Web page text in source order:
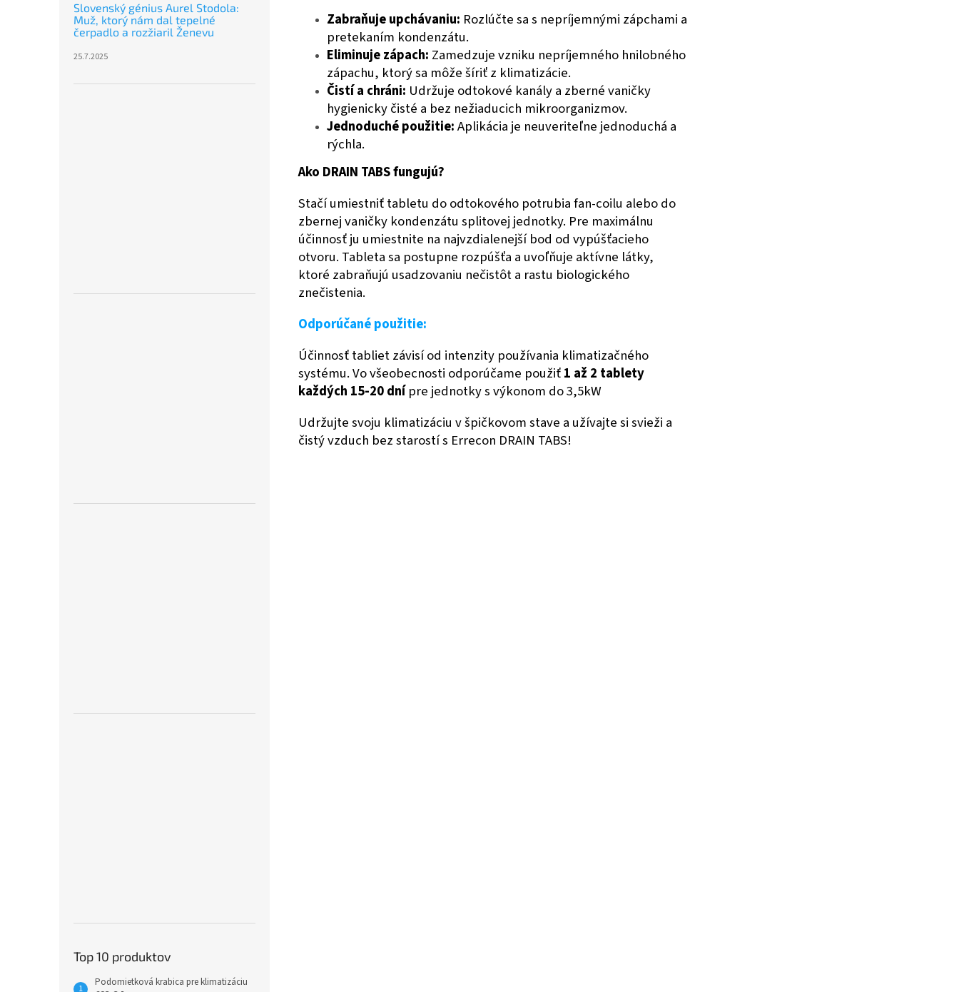
Slovenský génius Aurel Stodola:
Muž, ktorý nám dal tepelné
čerpadlo a rozžiaril Ženevu
25.7.2025
Top 10 produktov
Podomietková krabica pre klimatizáciu
Zabraňuje upchávaniu: Rozlúčte sa s nepríjemnými zápchami a
pretekaním kondenzátu.
Eliminuje zápach: Zamedzuje vzniku nepríjemného hnilobného
zápachu, ktorý sa môže šíriť z klimatizácie.
Čistí a chráni: Udržuje odtokové kanály a zberné vaničky
hygienicky čisté a bez nežiaducich mikroorganizmov.
Jednoduché použitie:Aplikácia je neuveriteľne jednoduchá a
rýchla.
Ako DRAIN TABS fungujú?
Stačí umiestniť tabletu do odtokového potrubia fan-coilu alebo do
zbernej vaničky kondenzátu splitovej jednotky. Pre maximálnu
účinnosť ju umiestnite na najvzdialenejší bod od vypúšťacieho
otvoru. Tableta sa postupne rozpúšťa a uvoľňuje aktívne látky,
ktoré zabraňujú usadzovaniu nečistôt a rastu biologického
znečistenia.
Odporúčané použitie:
Účinnosť tabliet závisí od intenzity používania klimatizačného
systému. Vo všeobecnosti odporúčame použiť1 až 2 tablety
každých 15-20 dnípre jednotky s výkonom do 3,5kW
Udržujte svoju klimatizáciu v špičkovom stave a užívajte si svieži a
čistý vzduch bez starostí s Errecon DRAIN TABS!